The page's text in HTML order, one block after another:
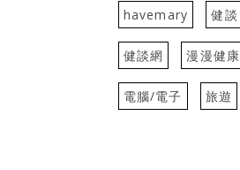
havemary 健談
健談網 漫漫健康
電腦/電子 旅遊